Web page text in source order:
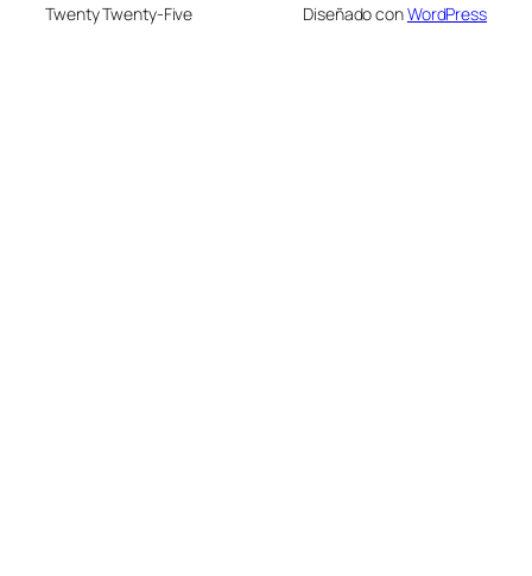
Twenty Twenty-Five Diseñado conWordPress